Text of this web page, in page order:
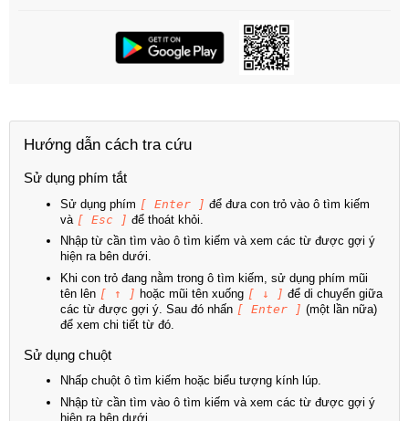
Hướng dẫn cách tra cứu
Sử dụng phím tắt
Sử dụng phím [ Enter ] để đưa con trỏ vào ô tìm kiếm
và [ Esc ] để thoát khỏi.
Nhập từ cần tìm vào ô tìm kiếm và xem các từ được gợi ý
hiện ra bên dưới.
Khi con trỏ đang nằm trong ô tìm kiếm, sử dụng phím mũi
tên lên [ ↑ ] hoặc mũi tên xuống [ ↓ ] để di chuyển giữa
các từ được gợi ý. Sau đó nhấn [ Enter ] (một lần nữa)
để xem chi tiết từ đó.
Sử dụng chuột
Nhấp chuột ô tìm kiếm hoặc biểu tượng kính lúp.
Nhập từ cần tìm vào ô tìm kiếm và xem các từ được gợi ý
hiện ra bên dưới.